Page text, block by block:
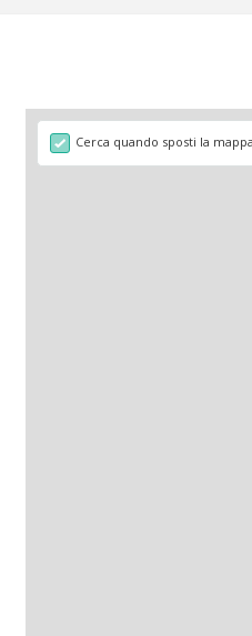
Cerca quando sposti la mappa